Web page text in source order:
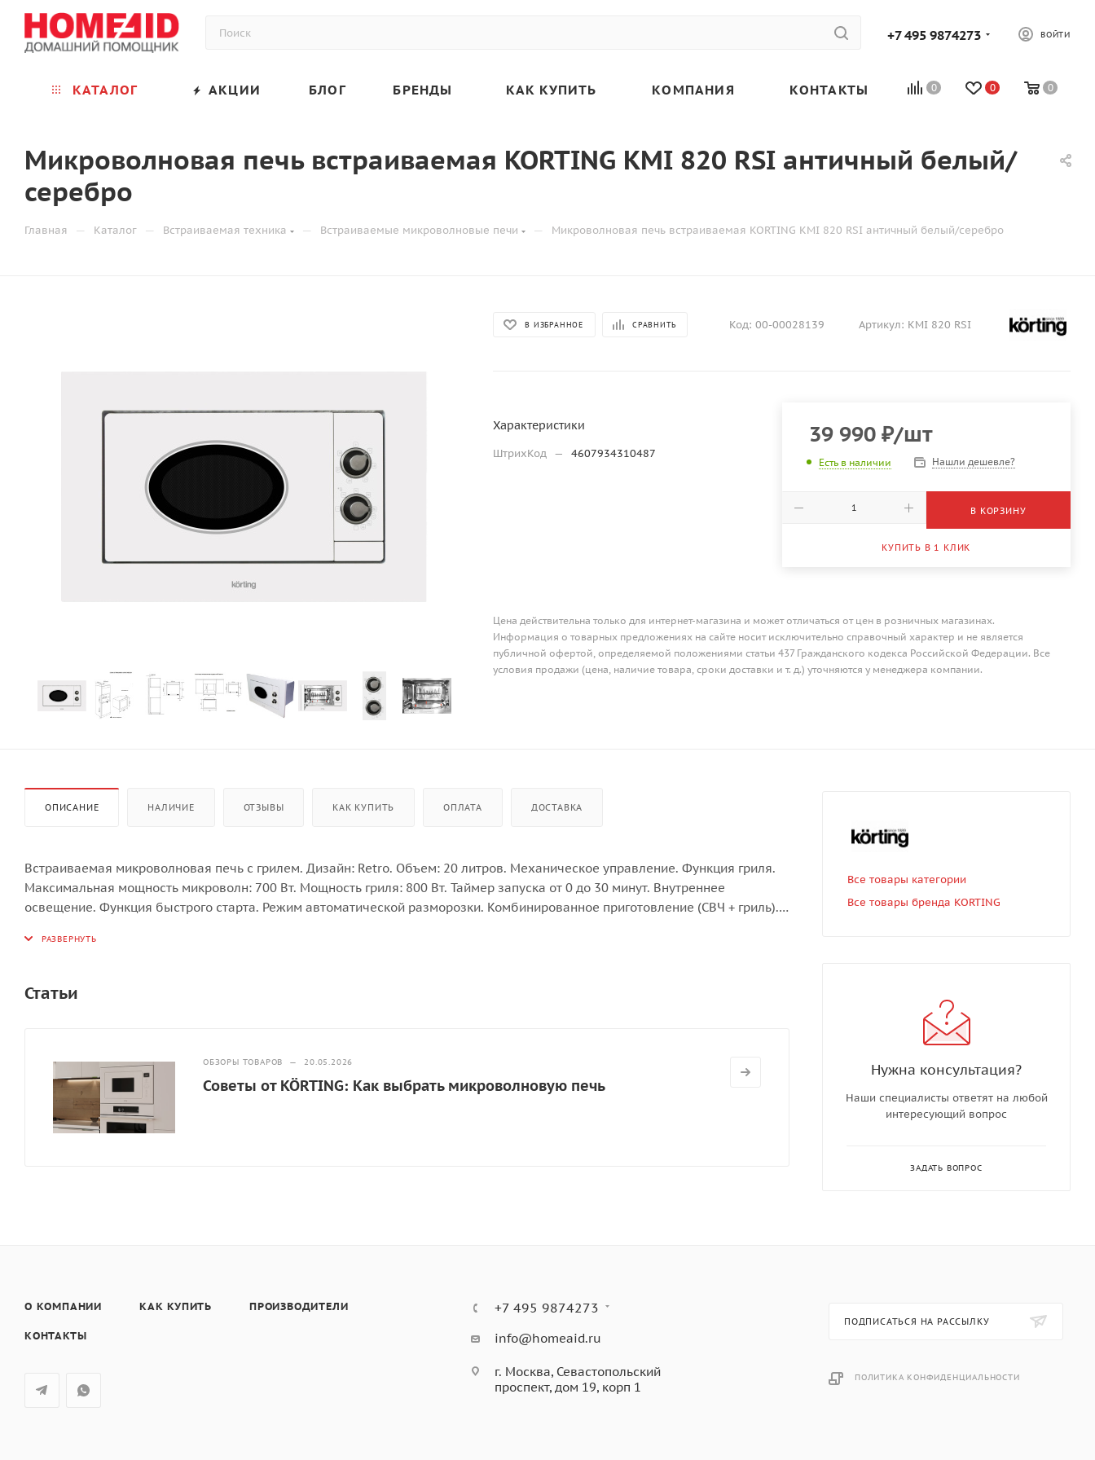
+7 495 9874273 ВОЙТИ
0 0 0
КАТАЛОГ АКЦИИ БЛОГ БРЕНДЫ КАК КУПИТЬ КОМПАНИЯ КОНТАКТЫ
Микроволновая печь встраиваемая KORTING KMI 820 RSI античный белый/
серебро
Главная — Каталог — Встраиваемая техника — Встраиваемые микроволновые печи — Микроволновая печь встраиваемая KORTING KMI 820 RSI античный белый/серебро
В ИЗБРАННОЕ СРАВНИТЬ Код: 00-00028139 Артикул: KMI 820 RSI
Характеристики
ШтрихКод — 4607934310487
39 990₽/шт
Есть в наличии Нашли дешевле?
В КОРЗИНУ
КУПИТЬ В 1 КЛИК
Цена действительна только для интернет-магазина и может отличаться от цен в розничных магазинах.
Информация о товарных предложениях на сайте носит исключительно справочный характер и не является
публичной офертой, определяемой положениями статьи 437 Гражданского кодекса Российской Федерации. Все
условия продажи (цена, наличие товара, сроки доставки и т. д.) уточняются у менеджера компании.
ОПИСАНИЕ НАЛИЧИЕ ОТЗЫВЫ КАК КУПИТЬ ОПЛАТА ДОСТАВКА
Встраиваемая микроволновая печь с грилем. Дизайн: Retro. Объем: 20 литров. Механическое управление. Функция гриля.
Максимальная мощность микроволн: 700 Вт. Мощность гриля: 800 Вт. Таймер запуска от 0 до 30 минут. Внутреннее
освещение. Функция быстрого старта. Режим автоматической разморозки. Комбинированное приготовление (СВЧ + гриль).
шкафы. Мощность подключения: 1,08 кВт. Цвет прибора: античный белый. Цвет регуляторов: серебро. Страна производства:
Статьи
ОБЗОРЫ ТОВАРОВ — 20.05.2026
Советы от KÖRTING: Как выбрать микроволновую печь
Все товары категории
Все товары бренда KORTING
Нужна консультация?
Наши специалисты ответят на любой
интересующий вопрос
ЗАДАТЬ ВОПРОС
О КОМПАНИИ КАК КУПИТЬ ПРОИЗВОДИТЕЛИ
КОНТАКТЫ
+7 495 9874273
info@homeaid.ru
г. Москва, Севастопольский
проспект, дом 19, корп 1
ПОДПИСАТЬСЯ НА РАССЫЛКУ
ПОЛИТИКА КОНФИДЕНЦИАЛЬНОСТИ